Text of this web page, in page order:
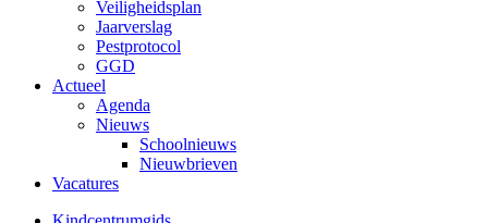
Veiligheidsplan
Jaarverslag
Pestprotocol
GGD
Actueel
Agenda
Nieuws
Schoolnieuws
Nieuwbrieven
Vacatures